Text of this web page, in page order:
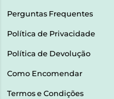
Perguntas Frequentes
Política de Privacidade
Política de Devolução
Como Encomendar
Termos e Condições